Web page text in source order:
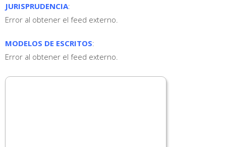
JURISPRUDENCIA:
Error al obtener el feed externo.
MODELOS DE ESCRITOS:
Error al obtener el feed externo.